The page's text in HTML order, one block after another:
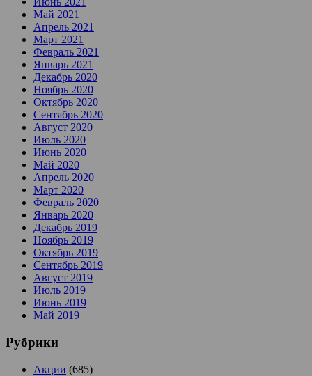
Май 2021
Апрель 2021
Март 2021
Февраль 2021
Январь 2021
Декабрь 2020
Ноябрь 2020
Октябрь 2020
Сентябрь 2020
Август 2020
Июль 2020
Июнь 2020
Май 2020
Апрель 2020
Март 2020
Февраль 2020
Январь 2020
Декабрь 2019
Ноябрь 2019
Октябрь 2019
Сентябрь 2019
Август 2019
Июль 2019
Июнь 2019
Май 2019
Рубрики
Акции (685)